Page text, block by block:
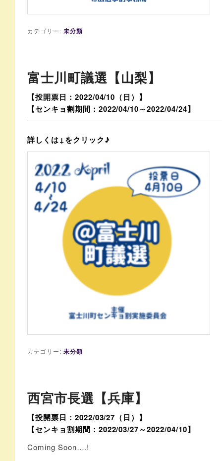
カテゴリー: 未分類
富士川町議選【山梨】
【投開票日：2022/04/10（日）】
【センキョ割期間：2022/04/10～2022/04/24】
詳しくは↓をクリック♪
カテゴリー: 未分類
西宮市長選【兵庫】
【投開票日：2022/03/27（日）】
【センキョ割期間：2022/03/27～2022/04/10】
Coming Soon….!